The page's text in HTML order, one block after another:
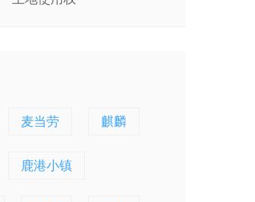
麦当劳 麒麟
鹿港小镇